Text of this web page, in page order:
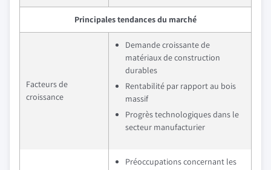
Principales tendances du marché
Facteurs de
croissance
Demande croissante de
matériaux de construction
durables
Rentabilité par rapport au bois
massif
Progrès technologiques dans le
secteur manufacturier
Préoccupations concernant les